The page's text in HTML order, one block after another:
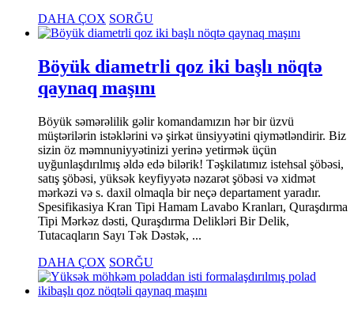
DAHA ÇOX SORĞU
Böyük diametrli qoz iki başlı nöqtə
qaynaq maşını
Böyük səmərəlilik gəlir komandamızın hər bir üzvü
müştərilərin istəklərini və şirkət ünsiyyətini qiymətləndirir. Biz
sizin öz məmnuniyyətinizi yerinə yetirmək üçün
uyğunlaşdırılmış əldə edə bilərik! Təşkilatımız istehsal şöbəsi,
satış şöbəsi, yüksək keyfiyyətə nəzarət şöbəsi və xidmət
mərkəzi və s. daxil olmaqla bir neçə departament yaradır.
Spesifikasiya Kran Tipi Hamam Lavabo Kranları, Quraşdırma
Tipi Mərkəz dəsti, Quraşdırma Delikləri Bir Delik,
Tutacaqların Sayı Tək Dəstək, ...
DAHA ÇOX SORĞU